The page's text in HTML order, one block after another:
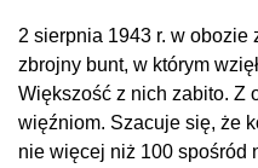
2 sierpnia 1943 r. w obozie
zbrojny bunt, w którym
Większość z nich zabito. Z
więźniom. Szacuje się, że
nie więcej niż 100 spośród